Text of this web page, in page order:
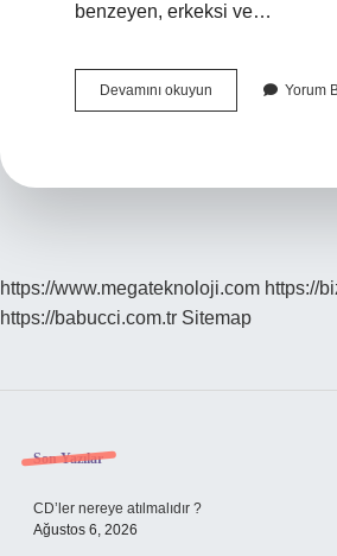
benzeyen, erkeksi ve…
Devamını okuyun Maskülen
Giyim
Yorum
https://www.megateknoloji.com https://
https://babucci.com.tr Sitemap
Sidebar
Son Yazılar
CD’ler nereye atılmalıdır ?
Ağustos 6, 2026